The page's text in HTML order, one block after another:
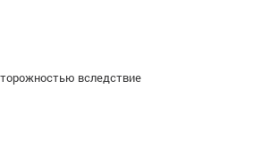
вследствие